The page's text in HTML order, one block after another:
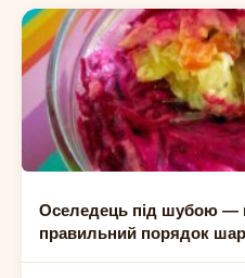
СВЯТКОВИЙ САЛАТ
Оселедець під шубою —
правильний порядок